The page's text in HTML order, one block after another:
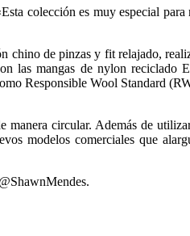
colección es muy especial
chino de pinzas y fit relajado,
las mangas de nylon reciclado
Responsible Wool Standard
circular. Además de
modelos comerciales que